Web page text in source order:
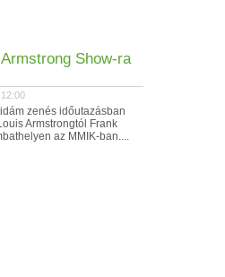
Show-ra
zenés időutazásban
Armstrongtól Frank
az MMIK-ban....